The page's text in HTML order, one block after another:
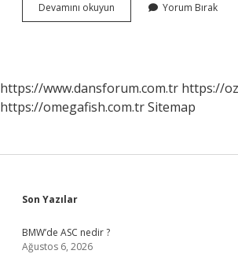
Devamını okuyun
Için
Yorum Bırak
https://www.dansforum.com.tr https://
https://omegafish.com.trSitemap
Sidebar
Son Yazılar
BMW’de ASC nedir ?
Ağustos 6, 2026